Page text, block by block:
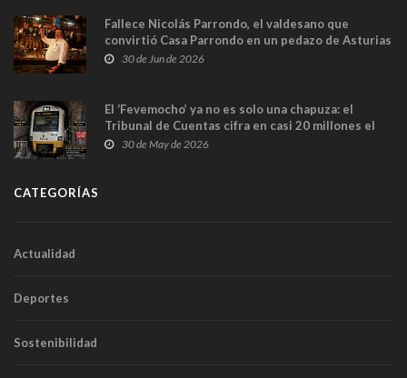
Fallece Nicolás Parrondo, el valdesano que
convirtió Casa Parrondo en un pedazo de Asturias
en Madrid
30 de Jun de 2026
El ‘Fevemocho’ ya no es solo una chapuza: el
Tribunal de Cuentas cifra en casi 20 millones el
sobrecoste de los trenes que no cabían por los
30 de May de 2026
CATEGORÍAS
Actualidad
Deportes
Sostenibilidad